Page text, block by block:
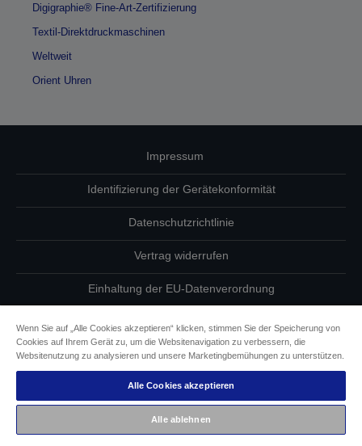
Digigraphie® Fine-Art-Zertifizierung
Textil-Direktdruckmaschinen
Weltweit
Orient Uhren
Impressum
Identifizierung der Gerätekonformität
Datenschutzrichtlinie
Vertrag widerrufen
Einhaltung der EU-Datenverordnung
Informationen zu Cookies
Epson Engagement für Barrierefreiheit
Copyright © 2026 Seiko Epson
Wenn Sie auf „Alle Cookies akzeptieren“ klicken, stimmen Sie der Speicherung von
Cookies auf Ihrem Gerät zu, um die Websitenavigation zu verbessern, die
Websitenutzung zu analysieren und unsere Marketingbemühungen zu unterstützen.
Alle Cookies akzeptieren
Alle ablehnen